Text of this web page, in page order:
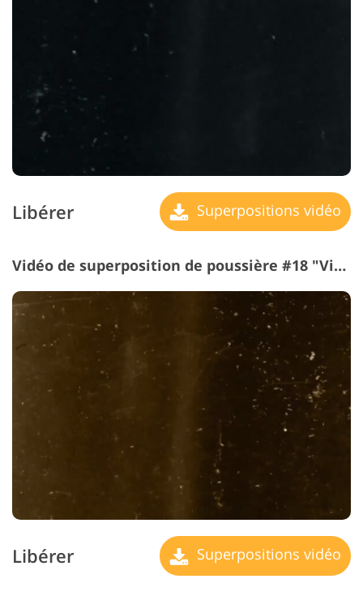
Libérer Superpositions vidéo
Vidéo de superposition de poussière #18 "Vintage"
Libérer Superpositions vidéo